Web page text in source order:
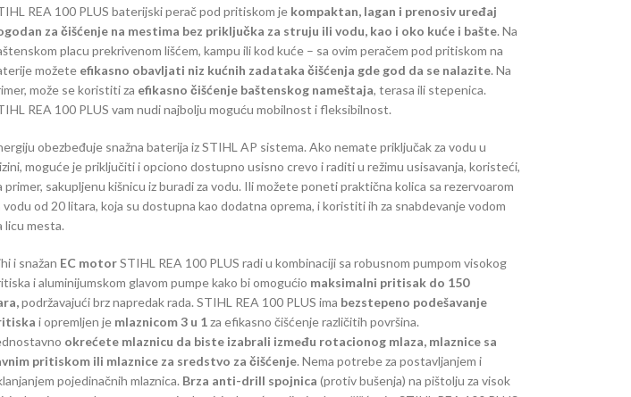
REA 100 PLUS baterijski perač pod pritiskom jekompaktan, lagan i prenosiv uređaj
za čišćenje na mestima bez priključka za struju ili vodu, kao i oko kuće i bašte. Na
placu prekrivenom lišćem, kampu ili kod kuće – sa ovim peračem pod pritiskom na
možete efikasno obavljati niz kućnih zadataka čišćenja gde god da se nalazite. Na
može se koristiti za efikasno čišćenje baštenskog nameštaja, terasa ili stepenica.
REA 100 PLUS vam nudi najbolju moguću mobilnost i fleksibilnost.
obezbeđuje snažna baterija iz STIHL AP sistema. Ako nemate priključak za vodu u
moguće je priključiti i opciono dostupno usisno crevo i raditi u režimu usisavanja, koristeći,
primer, sakupljenu kišnicu iz buradi za vodu. Ili možete poneti praktična kolica sa rezervoarom
vodu od 20 litara, koja su dostupna kao dodatna oprema, i koristiti ih za snabdevanje vodom
licu mesta.
i snažan EC motorSTIHL REA 100 PLUS radi u kombinaciji sa robusnom pumpom visokog
i aluminijumskom glavom pumpe kako bi omogućio maksimalni pritisak do 150
podržavajući brz napredak rada. STIHL REA 100 PLUS ima bezstepeno podešavanje
i opremljen je mlaznicom 3 u 1za efikasno čišćenje različitih površina.
okrećete mlaznicu da biste izabrali između rotacionog mlaza, mlaznice sa
pritiskom ili mlaznice za sredstvo za čišćenje. Nema potrebe za postavljanjem i
pojedinačnih mlaznica. Brza anti-drill spojnica (protiv bušenja) na pištolju za visok